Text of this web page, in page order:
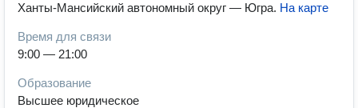
Ханты-Мансийский автономный округ — Югра. На карте
Время для связи
9:00 — 21:00
Образование
Высшее юридическое